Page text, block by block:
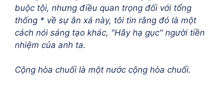
buộc tội, nhưng điều quan trọng đối với tổng
thống * về sự ân xá này, tôi tin rằng đó là một
cách nói sáng tạo khác, "Hãy hạ gục" người tiền
nhiệm của anh ta.
Cộng hòa chuối là một nước cộng hòa chuối.